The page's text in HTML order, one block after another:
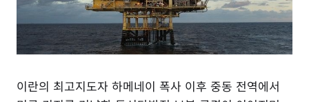
이란의 최고지도자 하메네이 폭사 이후 중동 전역에서